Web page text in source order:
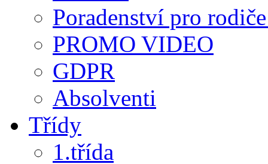
Poradenství pro
PROMO VIDEO
GDPR
Absolventi
Třídy
1.třída